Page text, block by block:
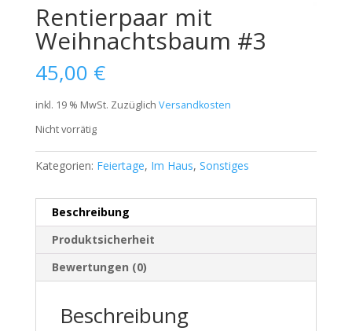
Rentierpaar mit
Weihnachtsbaum #3
45,00 €
inkl. 19 % MwSt. Zuzüglich Versandkosten
Nicht vorrätig
Kategorien: Feiertage, Im Haus, Sonstiges
Beschreibung
Produktsicherheit
Bewertungen (0)
Beschreibung